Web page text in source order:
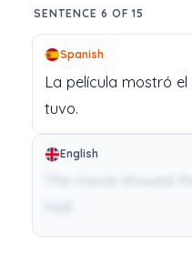
SENTENCE 6 OF 15
Spanish
La película mostró el
tuvo.
English